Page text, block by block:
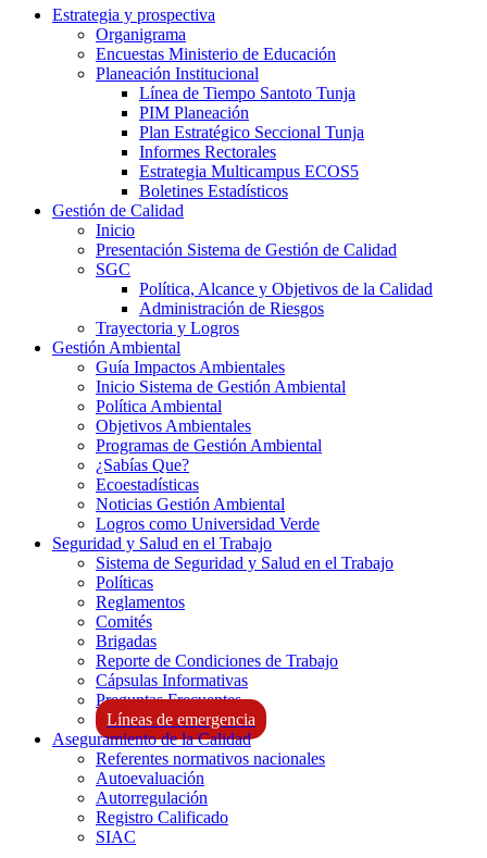
Estrategia y prospectiva
Organigrama
Encuestas Ministerio de Educación
Planeación Institucional
Línea de Tiempo Santoto Tunja
PIM Planeación
Plan Estratégico Seccional Tunja
Informes Rectorales
Estrategia Multicampus ECOS5
Boletines Estadísticos
Gestión de Calidad
Inicio
Presentación Sistema de Gestión de Calidad
SGC
Política, Alcance y Objetivos de la Calidad
Administración de Riesgos
Trayectoria y Logros
Gestión Ambiental
Guía Impactos Ambientales
Inicio Sistema de Gestión Ambiental
Política Ambiental
Objetivos Ambientales
Programas de Gestión Ambiental
¿Sabías Que?
Ecoestadísticas
Noticias Gestión Ambiental
Logros como Universidad Verde
Seguridad y Salud en el Trabajo
Sistema de Seguridad y Salud en el Trabajo
Políticas
Reglamentos
Comités
Brigadas
Reporte de Condiciones de Trabajo
Cápsulas Informativas
Preguntas Frecuentes
Líneas de emergencia
Aseguramiento de la Calidad
Referentes normativos nacionales
Autoevaluación
Autorregulación
Registro Calificado
SIAC